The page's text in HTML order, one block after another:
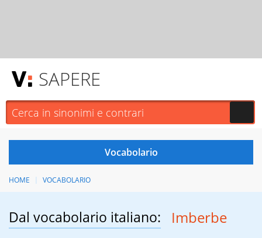
SAPERE
HOME VOCABOLARIO
Dal vocabolario italiano: Imberbe